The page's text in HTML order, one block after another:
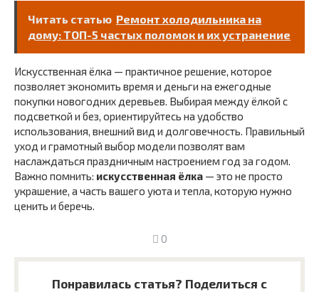
Читать статью Ремонт холодильника на
дому: ТОП-5 частых поломок и их устранение
Искусственная ёлка — практичное решение, которое
позволяет экономить время и деньги на ежегодные
покупки новогодних деревьев. Выбирая между ёлкой с
подсветкой и без, ориентируйтесь на удобство
использования, внешний вид и долговечность. Правильный
уход и грамотный выбор модели позволят вам
наслаждаться праздничным настроением год за годом.
Важно помнить: искусственная ёлка — это не просто
украшение, а часть вашего уюта и тепла, которую нужно
ценить и беречь.
0
Понравилась статья? Поделиться с